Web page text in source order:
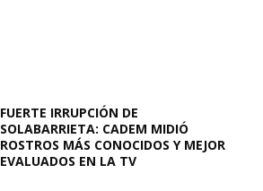
FUERTE IRRUPCIÓN DE
SOLABARRIETA: CADEM MIDIÓ
ROSTROS MÁS CONOCIDOS Y MEJOR
EVALUADOS EN LA TV